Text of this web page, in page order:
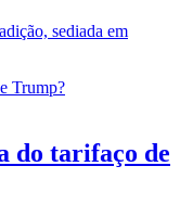
sediada em
do tarifaço de